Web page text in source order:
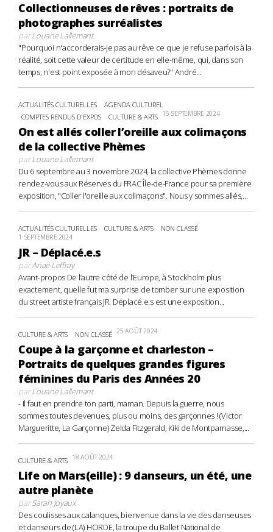
Collectionneuses de rêves : portraits de
photographes surréalistes
parLouane Lallemant
"Pourquoi n'accorderais-je pas au rêve ce que je refuse parfois à la
réalité, soit cette valeur de certitude en elle-même, qui, dans son
temps, n'est point exposée à mon désaveu?" André...
ACTUALITÉS CULTURELLES
AGENDA CULTUREL
COMPTES RENDUS D'EXPOS
CULTURE & ARTS 15 SEPTEMBRE 2024
On est allés coller l’oreille aux colimaçons
de la collective Phèmes
parLouane Lallemant
Du 6 septembre au 3 novembre 2024, la collective Phèmes donne
rendez-vous aux Réserves du FRAC Île-de-France pour sa première
exposition, "Coller l'oreille aux colimaçons". Nous y sommes allés,...
ACTUALITÉS CULTURELLES CULTURE & ARTS NON CLASSÉ
1 SEPTEMBRE 2024
JR – Déplacé.e.s
parAnaë Leffray
Avant-propos De l’autre côté de l’Europe, à Stockholm plus
exactement, quelle fut ma surprise de tomber sur une exposition
du street artiste français JR. Déplacé.e.s est une exposition...
CULTURE & ARTS NON CLASSÉ 25 AOÛT 2024
Coupe à la garçonne et charleston –
Portraits de quelques grandes figures
féminines du Paris des Années 20
parLouane Lallemant
- Il faut en prendre ton parti, maman. Depuis la guerre, nous
sommes toutes devenues, plus ou moins, des garçonnes ! (Victor
Margueritte, La Garçonne) Zelda Fitzgerald, Kiki de Montparnasse,...
CULTURE & ARTS 18 AOÛT 2024
Life on Mars(eille) : 9 danseurs, un été, une
autre planète
parSarah Joyaux
Des coulisses aux calanques, bienvenue dans la vie des danseuses
et danseurs de (LA) HORDE, la troupe du Ballet National de